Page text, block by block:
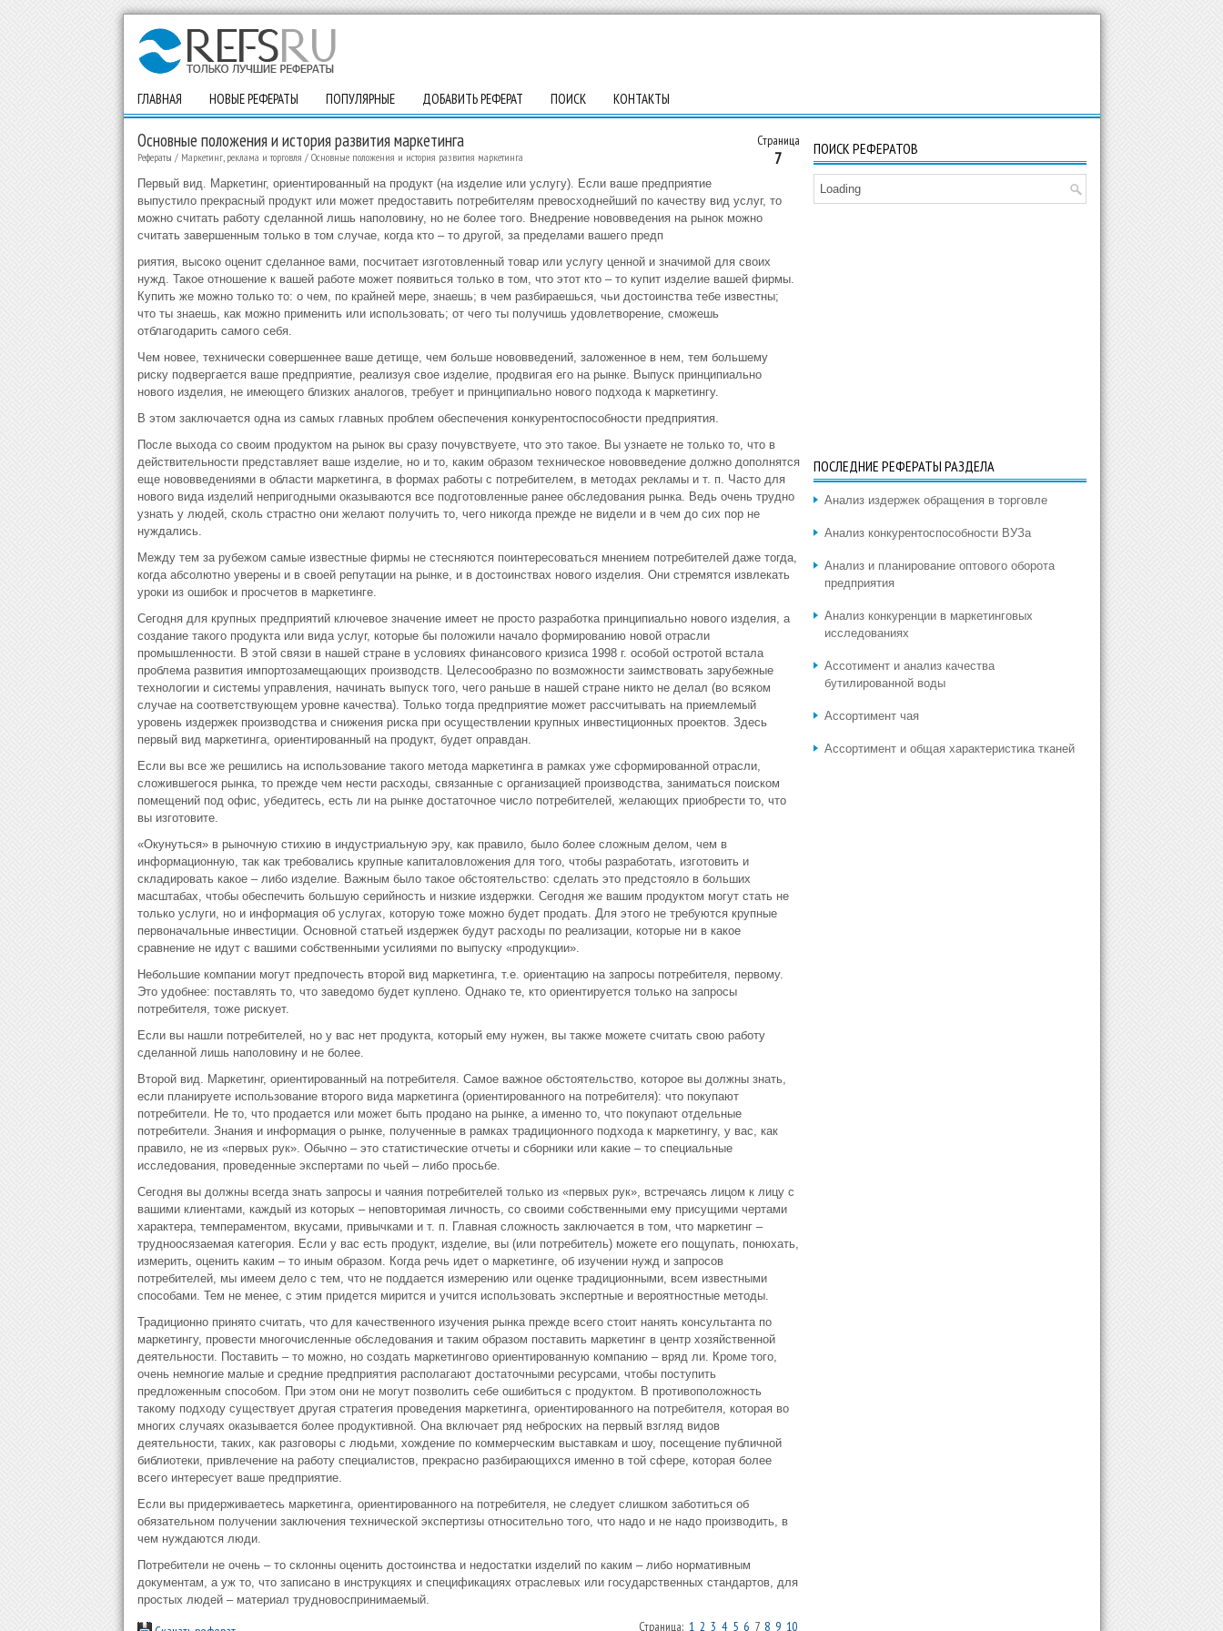
ГЛАВНАЯ НОВЫЕ РЕФЕРАТЫ ПОПУЛЯРНЫЕ ДОБАВИТЬ РЕФЕРАТ ПОИСК КОНТАКТЫ
Страница
7
Основные положения и история развития маркетинга
Рефераты / Маркетинг, реклама и торговля / Основные положения и история развития маркетинга
Первый вид. Маркетинг, ориентированный на продукт (на изделие или услугу). Если ваше предприятие
выпустило прекрасный продукт или может предоставить потребителям превосходнейший по качеству вид услуг, то
можно считать работу сделанной лишь наполовину, но не более того. Внедрение нововведения на рынок можно
считать завершенным только в том случае, когда кто – то другой, за пределами вашего предп
риятия, высоко оценит сделанное вами, посчитает изготовленный товар или услугу ценной и значимой для своих
нужд. Такое отношение к вашей работе может появиться только в том, что этот кто – то купит изделие вашей фирмы.
Купить же можно только то: о чем, по крайней мере, знаешь; в чем разбираешься, чьи достоинства тебе известны;
что ты знаешь, как можно применить или использовать; от чего ты получишь удовлетворение, сможешь
отблагодарить самого себя.
Чем новее, технически совершеннее ваше детище, чем больше нововведений, заложенное в нем, тем большему
риску подвергается ваше предприятие, реализуя свое изделие, продвигая его на рынке. Выпуск принципиально
нового изделия, не имеющего близких аналогов, требует и принципиально нового подхода к маркетингу.
В этом заключается одна из самых главных проблем обеспечения конкурентоспособности предприятия.
После выхода со своим продуктом на рынок вы сразу почувствуете, что это такое. Вы узнаете не только то, что в
действительности представляет ваше изделие, но и то, каким образом техническое нововведение должно дополнятся
еще нововведениями в области маркетинга, в формах работы с потребителем, в методах рекламы и т. п. Часто для
нового вида изделий непригодными оказываются все подготовленные ранее обследования рынка. Ведь очень трудно
узнать у людей, сколь страстно они желают получить то, чего никогда прежде не видели и в чем до сих пор не
нуждались.
Между тем за рубежом самые известные фирмы не стесняются поинтересоваться мнением потребителей даже тогда,
когда абсолютно уверены и в своей репутации на рынке, и в достоинствах нового изделия. Они стремятся извлекать
уроки из ошибок и просчетов в маркетинге.
Сегодня для крупных предприятий ключевое значение имеет не просто разработка принципиально нового изделия, а
создание такого продукта или вида услуг, которые бы положили начало формированию новой отрасли
промышленности. В этой связи в нашей стране в условиях финансового кризиса 1998 г. особой остротой встала
проблема развития импортозамещающих производств. Целесообразно по возможности заимствовать зарубежные
технологии и системы управления, начинать выпуск того, чего раньше в нашей стране никто не делал (во всяком
случае на соответствующем уровне качества). Только тогда предприятие может рассчитывать на приемлемый
уровень издержек производства и снижения риска при осуществлении крупных инвестиционных проектов. Здесь
первый вид маркетинга, ориентированный на продукт, будет оправдан.
Если вы все же решились на использование такого метода маркетинга в рамках уже сформированной отрасли,
сложившегося рынка, то прежде чем нести расходы, связанные с организацией производства, заниматься поиском
помещений под офис, убедитесь, есть ли на рынке достаточное число потребителей, желающих приобрести то, что
вы изготовите.
«Окунуться» в рыночную стихию в индустриальную эру, как правило, было более сложным делом, чем в
информационную, так как требовались крупные капиталовложения для того, чтобы разработать, изготовить и
складировать какое – либо изделие. Важным было такое обстоятельство: сделать это предстояло в больших
масштабах, чтобы обеспечить большую серийность и низкие издержки. Сегодня же вашим продуктом могут стать не
только услуги, но и информация об услугах, которую тоже можно будет продать. Для этого не требуются крупные
первоначальные инвестиции. Основной статьей издержек будут расходы по реализации, которые ни в какое
сравнение не идут с вашими собственными усилиями по выпуску «продукции».
Небольшие компании могут предпочесть второй вид маркетинга, т.е. ориентацию на запросы потребителя, первому.
Это удобнее: поставлять то, что заведомо будет куплено. Однако те, кто ориентируется только на запросы
потребителя, тоже рискует.
Если вы нашли потребителей, но у вас нет продукта, который ему нужен, вы также можете считать свою работу
сделанной лишь наполовину и не более.
Второй вид. Маркетинг, ориентированный на потребителя. Самое важное обстоятельство, которое вы должны знать,
если планируете использование второго вида маркетинга (ориентированного на потребителя): что покупают
потребители. Не то, что продается или может быть продано на рынке, а именно то, что покупают отдельные
потребители. Знания и информация о рынке, полученные в рамках традиционного подхода к маркетингу, у вас, как
правило, не из «первых рук». Обычно – это статистические отчеты и сборники или какие – то специальные
исследования, проведенные экспертами по чьей – либо просьбе.
Сегодня вы должны всегда знать запросы и чаяния потребителей только из «первых рук», встречаясь лицом к лицу с
вашими клиентами, каждый из которых – неповторимая личность, со своими собственными ему присущими чертами
характера, темпераментом, вкусами, привычками и т. п. Главная сложность заключается в том, что маркетинг –
трудноосязаемая категория. Если у вас есть продукт, изделие, вы (или потребитель) можете его пощупать, понюхать,
измерить, оценить каким – то иным образом. Когда речь идет о маркетинге, об изучении нужд и запросов
потребителей, мы имеем дело с тем, что не поддается измерению или оценке традиционными, всем известными
способами. Тем не менее, с этим придется мирится и учится использовать экспертные и вероятностные методы.
Традиционно принято считать, что для качественного изучения рынка прежде всего стоит нанять консультанта по
маркетингу, провести многочисленные обследования и таким образом поставить маркетинг в центр хозяйственной
деятельности. Поставить – то можно, но создать маркетингово ориентированную компанию – вряд ли. Кроме того,
очень немногие малые и средние предприятия располагают достаточными ресурсами, чтобы поступить
предложенным способом. При этом они не могут позволить себе ошибиться с продуктом. В противоположность
такому подходу существует другая стратегия проведения маркетинга, ориентированного на потребителя, которая во
многих случаях оказывается более продуктивной. Она включает ряд неброских на первый взгляд видов
деятельности, таких, как разговоры с людьми, хождение по коммерческим выставкам и шоу, посещение публичной
библиотеки, привлечение на работу специалистов, прекрасно разбирающихся именно в той сфере, которая более
всего интересует ваше предприятие.
Если вы придерживаетесь маркетинга, ориентированного на потребителя, не следует слишком заботиться об
обязательном получении заключения технической экспертизы относительно того, что надо и не надо производить, в
чем нуждаются люди.
Потребители не очень – то склонны оценить достоинства и недостатки изделий по каким – либо нормативным
документам, а уж то, что записано в инструкциях и спецификациях отраслевых или государственных стандартов, для
простых людей – материал трудновоспринимаемый.
Страница: 1 2 3 4 5 67 8 9 10
ПОИСК РЕФЕРАТОВ
Loading
ПОСЛЕДНИЕ РЕФЕРАТЫ РАЗДЕЛА
Анализ издержек обращения в торговле
Анализ конкурентоспособности ВУЗа
Анализ и планирование оптового оборота
предприятия
Анализ конкуренции в маркетинговых
исследованиях
Ассотимент и анализ качества
бутилированной воды
Ассортимент чая
Ассортимент и общая характеристика тканей